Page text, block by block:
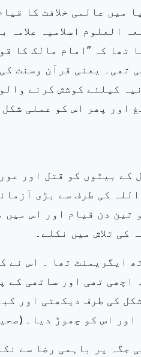
میں عالمی خلافت کا
العلوم اسلامیہ علامہ
کہ ”امام مالک کا
تھی۔ یعنی قرآن وسنت
کیلئے کوشش کرنے
اور پھر اس کو عملی
کے بیٹوں کو قتل اور
کی طرف سے بڑی
تین دن قیام اور اس
کی تلاش میں نکلے۔
ایگریمنٹ تھا ۔ اس نے
اچھی تھی اور ساتھی کے
کی طرف دیکھتی اور
اس کو چھوڑ دیا۔
جگہ پر باہمی رضا سے